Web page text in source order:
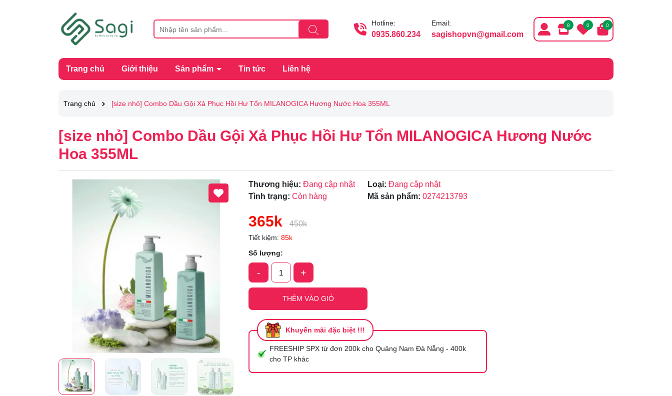
Hotline:
0935.860.234
Email:
sagishopvn@gmail.com
8 0 0
Trang chủ Giới thiệu Sản phẩm Tin tức Liên hệ
Trang chủ [size nhỏ] Combo Dầu Gội Xả Phục Hồi Hư Tổn MILANOGICA Hương Nước Hoa 355ML
[size nhỏ] Combo Dầu Gội Xả Phục Hồi Hư Tổn MILANOGICA Hương Nước
Hoa 355ML
Thương hiệu: Đang cập nhật Loại: Đang cập nhật
Tình trạng: Còn hàng Mã sản phẩm: 0274213793
365k 450k
Tiết kiệm: 85k
Số lượng:
- +
THÊM VÀO GIỎ
Khuyến mãi đặc biệt !!!
FREESHIP SPX từ đơn 200k cho Quảng Nam Đà Nẵng - 400k
cho TP khác
Mã giảm giá:
Điều kiện: